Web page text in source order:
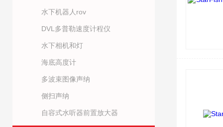
水下机器人rov
DVL多普勒速度计程仪
水下相机和灯
海底高度计
多波束图像声纳
侧扫声纳
自容式水听器前置放大器